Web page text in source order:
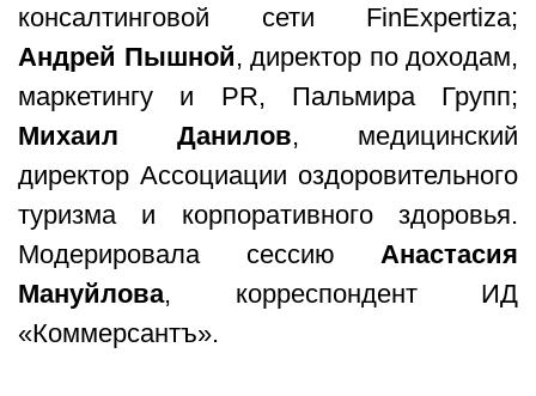
консалтинговой сети FinExpertiza;
Андрей Пышной, директор по доходам,
маркетингу и PR, Пальмира Групп;
Михаил Данилов, медицинский
директор Ассоциации оздоровительного
туризма и корпоративного здоровья.
Модерировала сессию Анастасия
Мануйлова, корреспондент ИД
«Коммерсантъ».